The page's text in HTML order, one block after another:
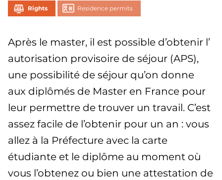
Rights Residence permits
Après le master, il est possible d’obtenir l’
autorisation provisoire de séjour (APS),
une possibilité de séjour qu’on donne
aux diplômés de Master en France pour
leur permettre de trouver un travail. C’est
assez facile de l’obtenir pour un an : vous
allez à la Préfecture avec la carte
étudiante et le diplôme au moment où
vous l’obtenez ou bien une attestation de